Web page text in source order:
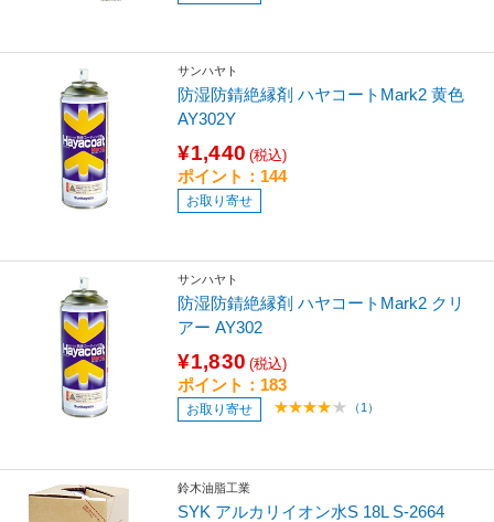
サンハヤト
防湿防錆絶縁剤 ハヤコートMark2 黄色
AY302Y
¥1,440 (税込)
ポイント：144
お取り寄せ
サンハヤト
防湿防錆絶縁剤 ハヤコートMark2 クリ
アー AY302
¥1,830 (税込)
ポイント：183
お取り寄せ （1）
鈴木油脂工業
SYK アルカリイオン水S 18L S-2664